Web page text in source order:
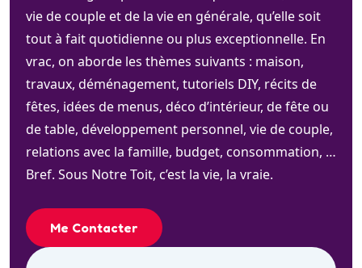
vie de couple et de la vie en générale, qu’elle soit
tout à fait quotidienne ou plus exceptionnelle. En
vrac, on aborde les thèmes suivants : maison,
travaux, déménagement, tutoriels DIY, récits de
fêtes, idées de menus, déco d’intérieur, de fête ou
de table, développement personnel, vie de couple,
relations avec la famille, budget, consommation, …
Bref. Sous Notre Toit, c’est la vie, la vraie.
Me Contacter